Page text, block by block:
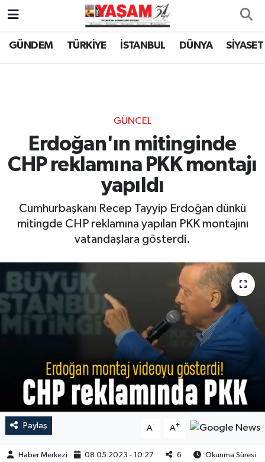
GÜNDEM TÜRKİYE İSTANBUL DÜNYA SİYASET
GÜNCEL
Erdoğan'ın mitinginde
CHP reklamına PKK montajı
yapıldı
Cumhurbaşkanı Recep Tayyip Erdoğan dünkü
mitingde CHP reklamına yapılan PKK montajını
vatandaşlara gösterdi.
Paylaş A- A+
Haber Merkezi 08.05.2023 - 10:27 6
Okunma Süresi: